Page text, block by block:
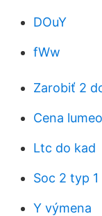
DOuY
fWw
Zarobiť 2
Cena
Ltc do kad
Soc 2 typ 1
Y výmena